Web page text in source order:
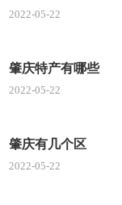
比拟的纯鲜纯美
肇庆产的芡
丰富、颗粒大，
材，肇实多用来
肾去湿，是难得
2022-05-22
肇庆特产有哪些
2022-05-22
肇庆有几个区
2022-05-22